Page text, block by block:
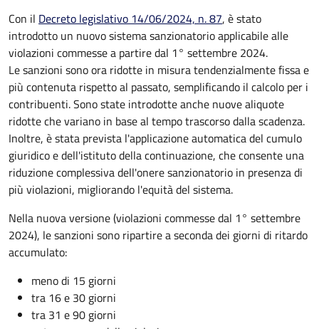
Con il Decreto legislativo 14/06/2024, n. 87, è stato
introdotto un nuovo sistema sanzionatorio applicabile alle
violazioni commesse a partire dal 1° settembre 2024.
Le sanzioni sono ora ridotte in misura tendenzialmente fissa e
più contenuta rispetto al passato, semplificando il calcolo per i
contribuenti. Sono state introdotte anche nuove aliquote
ridotte che variano in base al tempo trascorso dalla scadenza.
Inoltre, è stata prevista l'applicazione automatica del cumulo
giuridico e dell'istituto della continuazione, che consente una
riduzione complessiva dell'onere sanzionatorio in presenza di
più violazioni, migliorando l'equità del sistema.
Nella nuova versione (violazioni commesse dal 1° settembre
2024), le sanzioni sono ripartire a seconda dei giorni di ritardo
accumulato:
meno di 15 giorni
tra 16 e 30 giorni
tra 31 e 90 giorni